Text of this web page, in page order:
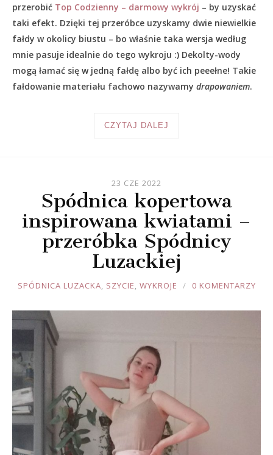
przerobić Top Codzienny – darmowy wykrój – by uzyskać
taki efekt. Dzięki tej przeróbce uzyskamy dwie niewielkie
fałdy w okolicy biustu – bo właśnie taka wersja według
mnie pasuje idealnie do tego wykroju :) Dekolty-wody
mogą łamać się w jedną fałdę albo być ich peeełne! Takie
fałdowanie materiału fachowo nazywamy drapowaniem.
CZYTAJ DALEJ
23 CZE 2022
Spódnica kopertowa
inspirowana kwiatami –
przeróbka Spódnicy
Luzackiej
JOULE
SPÓDNICA LUZACKA, SZYCIE, WYKROJE 0 KOMENTARZY